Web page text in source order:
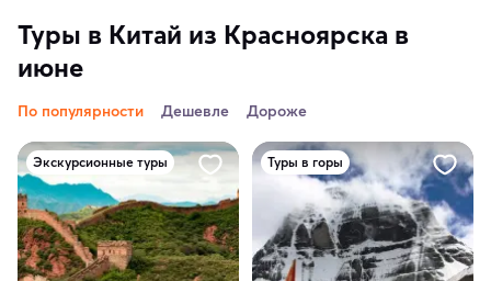
Туры в Китай из Красноярска в
июне
По популярности Дешевле Дороже
Экскурсионные туры Туры в горы